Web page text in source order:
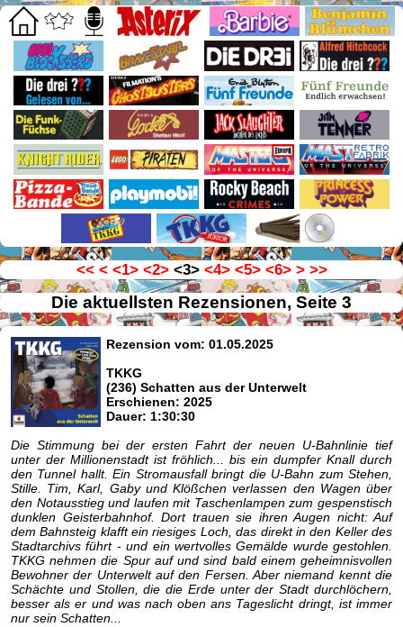
<< < <1> <2><3> <4> <5> <6> > >>
Die aktuellsten Rezensionen, Seite 3
Rezension vom: 01.05.2025
TKKG
(236) Schatten aus der Unterwelt
Erschienen: 2025
Dauer: 1:30:30
Die Stimmung bei der ersten Fahrt der neuen U-Bahnlinie tief
unter der Millionenstadt ist fröhlich... bis ein dumpfer Knall durch
den Tunnel hallt. Ein Stromausfall bringt die U-Bahn zum Stehen,
Stille. Tim, Karl, Gaby und Klößchen verlassen den Wagen über
den Notausstieg und laufen mit Taschenlampen zum gespenstisch
dunklen Geisterbahnhof. Dort trauen sie ihren Augen nicht: Auf
dem Bahnsteig klafft ein riesiges Loch, das direkt in den Keller des
Stadtarchivs führt - und ein wertvolles Gemälde wurde gestohlen.
TKKG nehmen die Spur auf und sind bald einem geheimnisvollen
Bewohner der Unterwelt auf den Fersen. Aber niemand kennt die
Schächte und Stollen, die die Erde unter der Stadt durchlöchern,
besser als er und was nach oben ans Tageslicht dringt, ist immer
nur sein Schatten...